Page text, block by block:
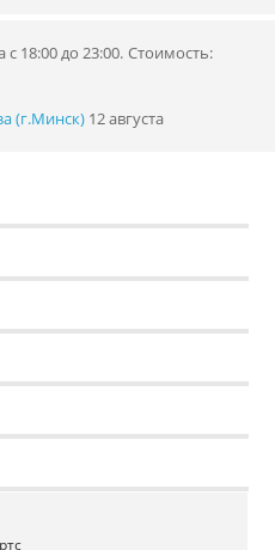
с 18:00 до 23:00. Стоимость:
(г.Минск) 12 августа